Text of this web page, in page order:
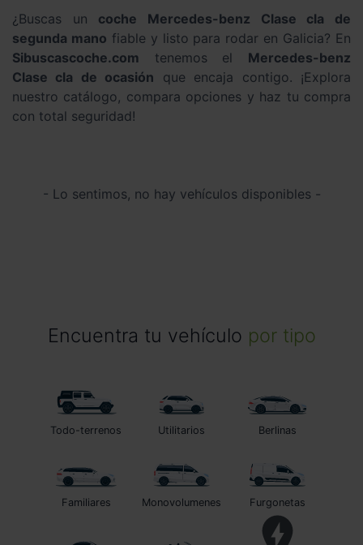
¿Buscas un coche Mercedes-benz Clase cla de
segunda mano fiable y listo para rodar en Galicia? En
Sibuscascoche.com tenemos el Mercedes-benz
Clase cla de ocasión que encaja contigo. ¡Explora
nuestro catálogo, compara opciones y haz tu compra
con total seguridad!
- Lo sentimos, no hay vehículos disponibles -
Encuentra tu vehículo por tipo
Todo-terrenos Utilitarios Berlinas
Familiares Monovolumenes Furgonetas